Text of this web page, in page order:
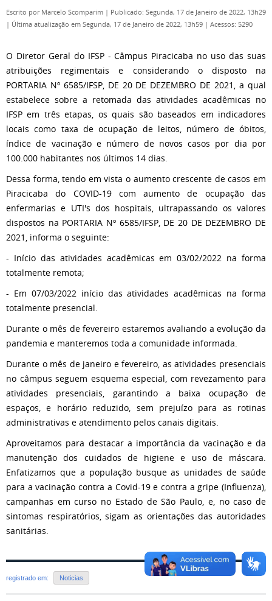
Escrito por Marcelo Scomparim | Publicado: Segunda, 17 de Janeiro de 2022, 13h29
| Última atualização em Segunda, 17 de Janeiro de 2022, 13h59 | Acessos: 5290
O Diretor Geral do IFSP - Câmpus Piracicaba no uso das suas
atribuições regimentais e considerando o disposto na
PORTARIA Nº 6585/IFSP, DE 20 DE DEZEMBRO DE 2021, a qual
estabelece sobre a retomada das atividades acadêmicas no
IFSP em três etapas, os quais são baseados em indicadores
locais como taxa de ocupação de leitos, número de óbitos,
índice de vacinação e número de novos casos por dia por
100.000 habitantes nos últimos 14 dias.
Dessa forma, tendo em vista o aumento crescente de casos em
Piracicaba do COVID-19 com aumento de ocupação das
enfermarias e UTI's dos hospitais, ultrapassando os valores
dispostos na PORTARIA Nº 6585/IFSP, DE 20 DE DEZEMBRO DE
2021, informa o seguinte:
- Início das atividades acadêmicas em 03/02/2022 na forma
totalmente remota;
- Em 07/03/2022 início das atividades acadêmicas na forma
totalmente presencial.
Durante o mês de fevereiro estaremos avaliando a evolução da
pandemia e manteremos toda a comunidade informada.
Durante o mês de janeiro e fevereiro, as atividades presenciais
no câmpus seguem esquema especial, com revezamento para
atividades presenciais, garantindo a baixa ocupação de
espaços, e horário reduzido, sem prejuízo para as rotinas
administrativas e atendimento pelos canais digitais.
Aproveitamos para destacar a importância da vacinação e da
manutenção dos cuidados de higiene e uso de máscara.
Enfatizamos que a população busque as unidades de saúde
para a vacinação contra a Covid-19 e contra a gripe (Influenza),
campanhas em curso no Estado de São Paulo, e, no caso de
sintomas respiratórios, sigam as orientações das autoridades
sanitárias.
registrado em: Noticias